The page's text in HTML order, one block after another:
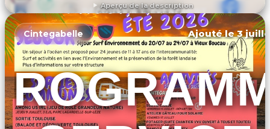
Aperçu de la description
DÉCOUVRIR L'ÉVÉNEMENT
Cintegabelle Ajouté le 3